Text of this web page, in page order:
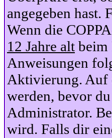
angegeben hast.
Wenn die
12 Jahre alt beim
Anweisungen
Aktivierung. Auf
werden, bevor
Administrator.
wird. Falls dir